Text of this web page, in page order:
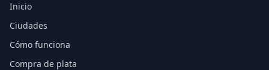
Inicio
Ciudades
Cómo funciona
Compra de plata